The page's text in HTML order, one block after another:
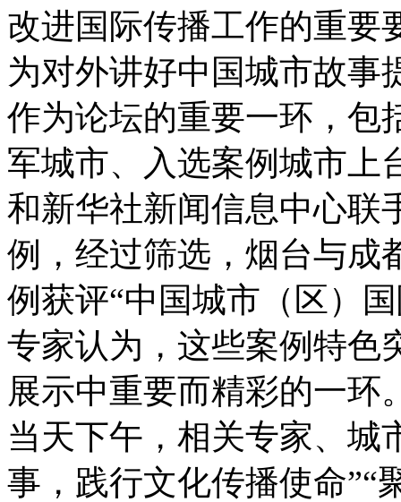
改进国际传播工作的重要
为对外讲好中国城市故事
作为论坛的重要一环，包
军城市、入选案例城市上
和新华社新闻信息中心联
例，经过筛选，烟台与成
例获评“中国城市（区）
专家认为，这些案例特色
展示中重要而精彩的一环
当天下午，相关专家、城
事，践行文化传播使命”“